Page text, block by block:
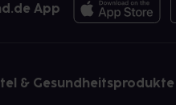
App
& Gesundheitsprodukte